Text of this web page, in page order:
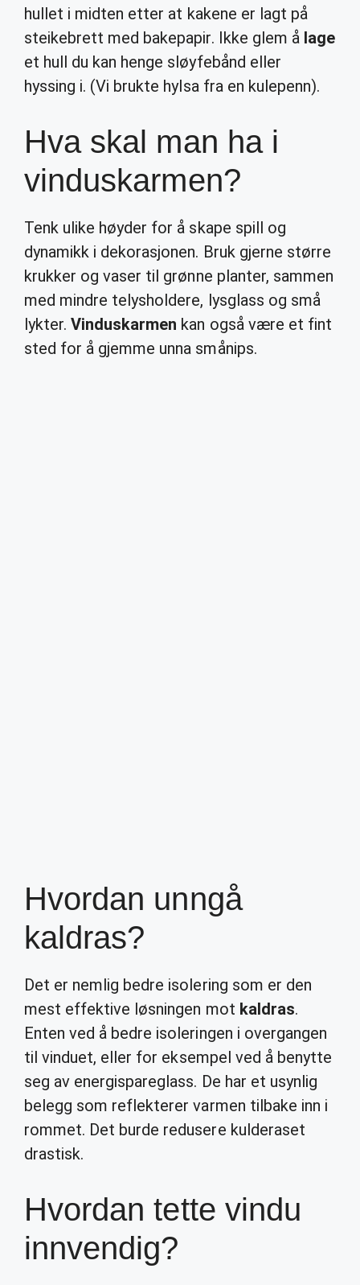
hullet i midten etter at kakene er lagt på
steikebrett med bakepapir. Ikke glem å lage
et hull du kan henge sløyfebånd eller
hyssing i. (Vi brukte hylsa fra en kulepenn).
Hva skal man ha i
vinduskarmen?
Tenk ulike høyder for å skape spill og
dynamikk i dekorasjonen. Bruk gjerne større
krukker og vaser til grønne planter, sammen
med mindre telysholdere, lysglass og små
lykter.Vinduskarmen kan også være et fint
sted for å gjemme unna smånips.
Hvordan unngå
kaldras?
Det er nemlig bedre isolering som er den
mest effektive løsningen mot kaldras.
Enten ved å bedre isoleringen i overgangen
til vinduet, eller for eksempel ved å benytte
seg av energispareglass. De har et usynlig
belegg som reflekterer varmen tilbake inn i
rommet. Det burde redusere kulderaset
drastisk.
Hvordan tette vindu
innvendig?